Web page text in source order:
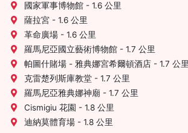
國家軍事博物館 - 1.6 公里
薩拉宮 - 1.6 公里
革命廣場 - 1.6 公里
羅馬尼亞國立藝術博物館 - 1.7 公里
帕圖什賭場 - 雅典娜宮希爾頓酒店 - 1.7 公
克雷楚列斯庫教堂 - 1.7 公里
羅馬尼亞雅典娜神廟 - 1.7 公里
Cismigiu 花園 - 1.8 公里
迪納莫體育場 - 1.8 公里